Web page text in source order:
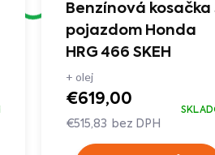
Benzínová kosačka
pojazdom Honda
HRG 466 SKEH
+ olej
€619,00
€515,83 bez DPH